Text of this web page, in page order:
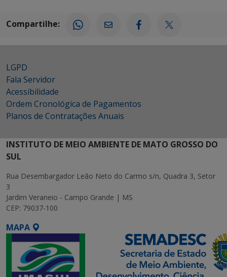
Compartilhe:
LGPD
Fala Servidor
Acessibilidade
Ordem Cronológica de Pagamentos
Planos de Contratações Anuais
INSTITUTO DE MEIO AMBIENTE DE MATO GROSSO DO
SUL
Rua Desembargador Leão Neto do Carmo s/n, Quadra 3, Setor
3
Jardim Veraneio - Campo Grande | MS
CEP: 79037-100
MAPA